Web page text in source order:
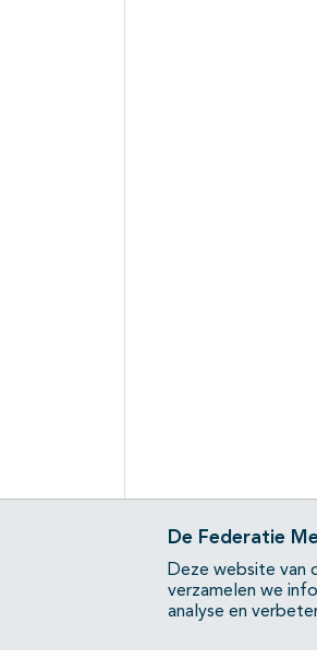
De Federatie
Deze website van
verzamelen we
analyse en